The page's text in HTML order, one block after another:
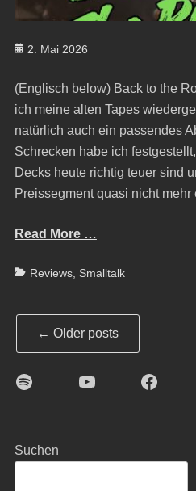
Posted
2. Mai 2026
(Englisch below) Back to the
ich meine alten Tapes
natürlich auch ein passendes
Schrecken habe ich
Decks heute richtig teuer sind
Preissegment quasi nicht mehr
Read More …
Categories
Reviews, Smalltalk
Post
navigation
← Older posts
Spotify YouTube
Suchen